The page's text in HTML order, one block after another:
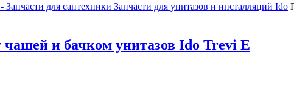
Запчасти для сантехники Запчасти для унитазов и инсталляций Ido
и бачком унитазов Ido Trevi E